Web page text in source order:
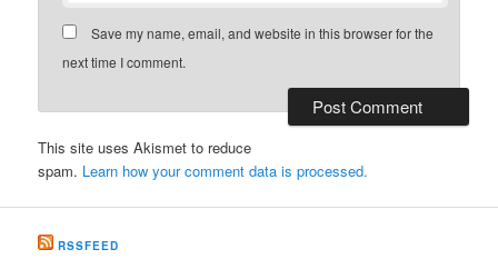
Save my name, email, and website in this browser for the
next time I comment.
This site uses Akismet to reduce
spam. Learn how your comment data is processed.
RSSFEED